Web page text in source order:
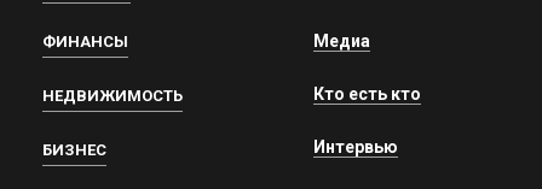
ФИНАНСЫ
НЕДВИЖИМОСТЬ
БИЗНЕС
Медиа
Кто есть кто
Интервью